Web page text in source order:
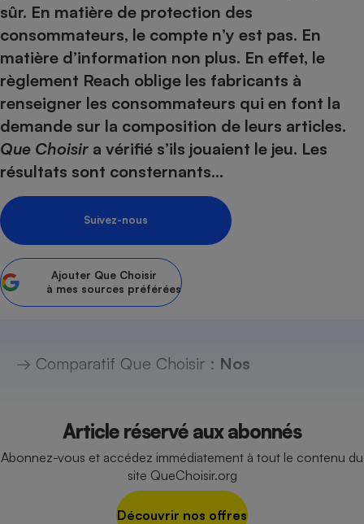
sûr. En matière de protection des
consommateurs, le compte n’y est pas. En
matière d’information non plus. En effet, le
règlement Reach oblige les fabricants à
renseigner les consommateurs qui en font la
demande sur la composition de leurs articles.
Que Choisir a vérifié s’ils jouaient le jeu. Les
résultats sont consternants...
Suivez-nous
Ajouter Que Choisir
à mes sources préférées
→ Comparatif Que Choisir : Nos
Article réservé aux abonnés
Abonnez-vous et accédez immédiatement à tout le contenu du
site QueChoisir.org
Découvrir nos offres
Plaque de cuisson à
induction
Cafetière à expressos
Téléphone mobile -
Smartphone
Radiateur électrique